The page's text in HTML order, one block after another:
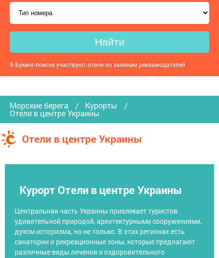
Найти
В Букинг-поиске участвуют отели по заявкам рекламодателей
Морские берега Курорты
Отели в центре Украины
Отели в центре Украины
Курорт Отели в центре Украины
Центральная часть Украины привлекает туристов
удивительной природой, архитектурными сооружениями,
духом историзма, но не только. В этих регионах есть
санатории и рекреационные зоны, которые предлагают
различные виды лечения и оздоровительного